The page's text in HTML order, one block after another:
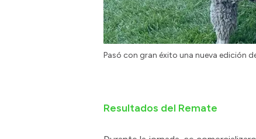
Pasó con gran éxito una nueva edición
Resultados del Remate